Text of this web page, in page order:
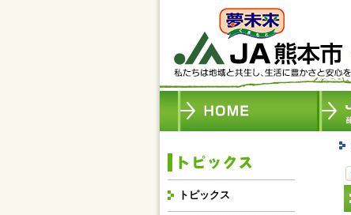
トピックス